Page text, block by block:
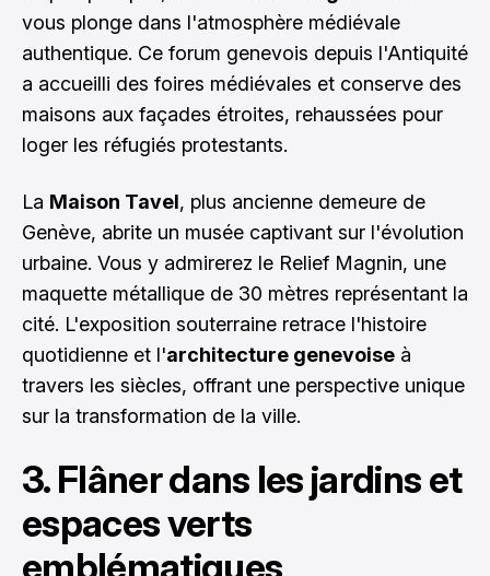
vous plonge dans l'atmosphère médiévale
authentique. Ce forum genevois depuis l'Antiquité
a accueilli des foires médiévales et conserve des
maisons aux façades étroites, rehaussées pour
loger les réfugiés protestants.
La Maison Tavel, plus ancienne demeure de
Genève, abrite un musée captivant sur l'évolution
urbaine. Vous y admirerez le Relief Magnin, une
maquette métallique de 30 mètres représentant la
cité. L'exposition souterraine retrace l'histoire
quotidienne et l'architecture genevoise à
travers les siècles, offrant une perspective unique
sur la transformation de la ville.
3. Flâner dans les jardins et
espaces verts
emblématiques